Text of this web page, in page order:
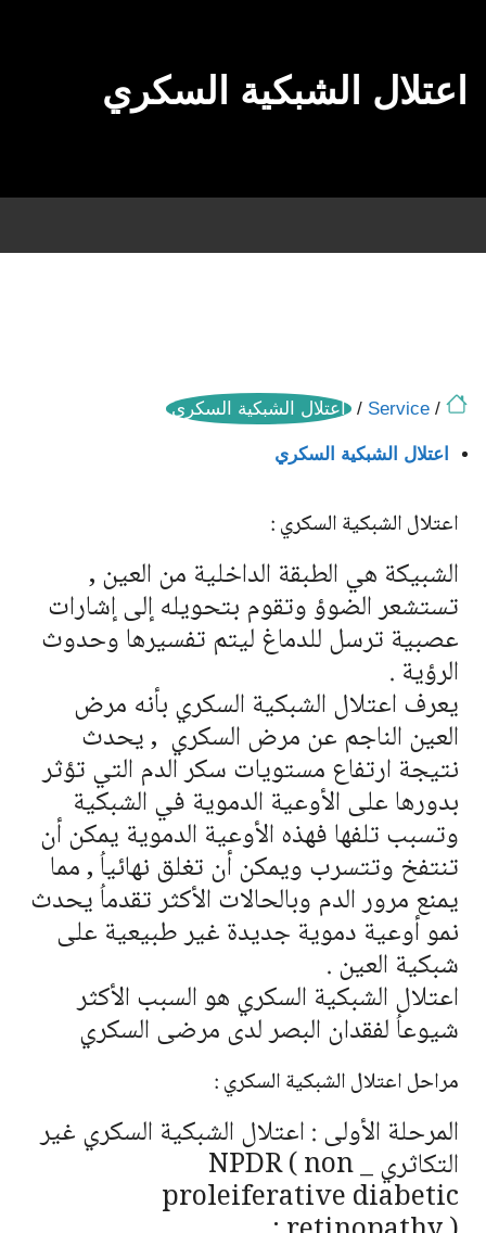
اعتلال الشبكية السكري
/
Service
/ اعتلال الشبكية السكري
اعتلال الشبكية السكري
اعتلال الشبكية السكري :
الشبيكة هي الطبقة الداخلية من العين ,
تستشعر الضوؤ وتقوم بتحويله إلى إشارات
عصبية ترسل للدماغ ليتم تفسيرها وحدوث
الرؤية .
يعرف اعتلال الشبكية السكري بأنه مرض
العين الناجم عن مرض السكري , يحدث
نتيجة ارتفاع مستويات سكر الدم التي تؤثر
بدورها على الأوعية الدموية في الشبكية
وتسبب تلفها فهذه الأوعية الدموية يمكن أن
تنتفخ وتتسرب ويمكن أن تغلق نهائياُ , مما
يمنع مرور الدم وبالحالات الأكثر تقدماُ يحدث
نمو أوعية دموية جديدة غير طبيعية على
شبكية العين .
اعتلال الشبكية السكري هو السبب الأكثر
شيوعاُ لفقدان البصر لدى مرضى السكري
مراحل اعتلال الشبكية السكري :
المرحلة الأولى : اعتلال الشبكية السكري غير
التكاثري NPDR ( non _
proleiferative diabetic